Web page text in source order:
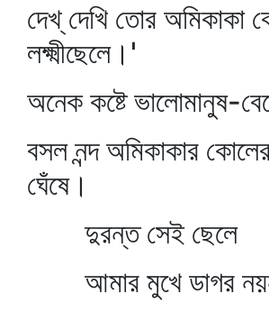
দেখ্‌ দেখি তোর অমিকাকা
লক্ষ্মীছেলে।'
অনেক কষ্টে ভালোমানুষ-
বসল নন্দ অমিকাকার
ঘেঁষে।
দুরন্ত সেই ছেলে
আমার মুখে ডাগর